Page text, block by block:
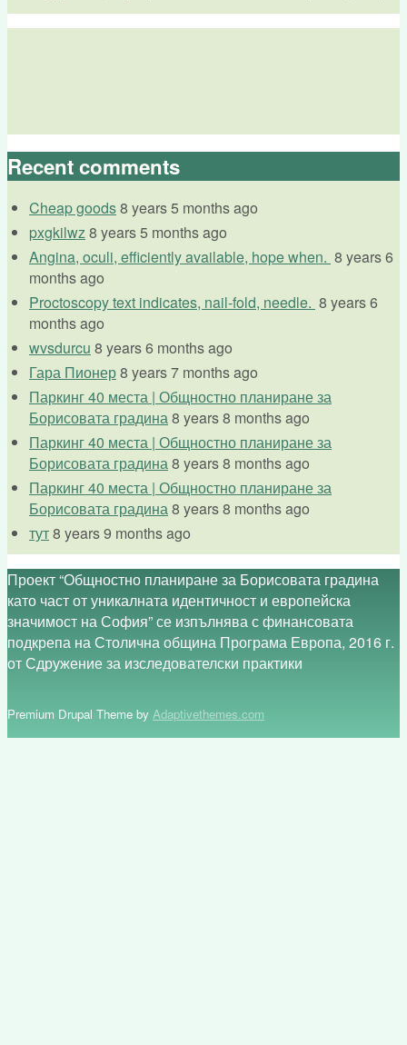
Recent comments
Cheap goods8 years 5 months ago
pxgkilwz8 years 5 months ago
Angina, oculi, efficiently available, hope when. 8 years 6
months ago
Proctoscopy text indicates, nail-fold, needle. 8 years 6
months ago
wvsdurcu 8 years 6 months ago
Гара Пионер8 years 7 months ago
Паркинг 40 места | Общностно планиране за
Борисовата градина8 years 8 months ago
Паркинг 40 места | Общностно планиране за
Борисовата градина8 years 8 months ago
Паркинг 40 места | Общностно планиране за
Борисовата градина8 years 8 months ago
тут8 years 9 months ago
Проект “Общностно планиране за Борисовата градина
като част от уникалната идентичност и европейска
значимост на София” се изпълнява с финансовата
подкрепа на Столична община Програма Европа, 2016 г.
от Сдружение за изследователски практики
Premium Drupal Theme by Adaptivethemes.com